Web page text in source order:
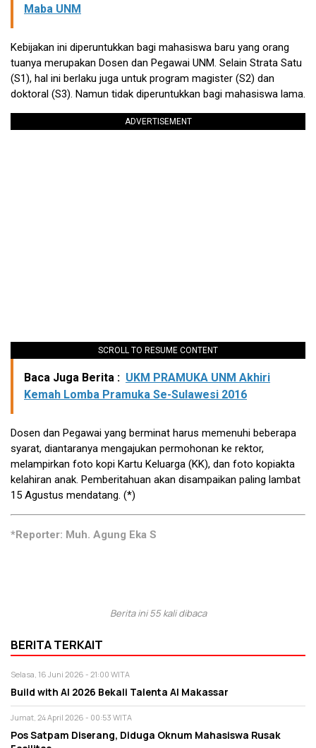
Maba UNM
Kebijakan ini diperuntukkan bagi mahasiswa baru yang orang
tuanya merupakan Dosen dan Pegawai UNM. Selain Strata Satu
(S1), hal ini berlaku juga untuk program magister (S2) dan
doktoral (S3). Namun tidak diperuntukkan bagi mahasiswa lama.
ADVERTISEMENT
SCROLL TO RESUME CONTENT
Baca Juga Berita : UKM PRAMUKA UNM Akhiri
Kemah Lomba Pramuka Se-Sulawesi 2016
Dosen dan Pegawai yang berminat harus memenuhi beberapa
syarat, diantaranya mengajukan permohonan ke rektor,
melampirkan foto kopi Kartu Keluarga (KK), dan foto kopiakta
kelahiran anak. Pemberitahuan akan disampaikan paling lambat
15 Agustus mendatang. (*)
*Reporter: Muh. Agung Eka S
Berita ini 55 kali dibaca
BERITA TERKAIT
Selasa, 16 Juni 2026 - 21:00 WITA
Build with AI 2026 Bekali Talenta AI Makassar
Jumat, 24 April 2026 - 00:53 WITA
Pos Satpam Diserang, Diduga Oknum Mahasiswa Rusak